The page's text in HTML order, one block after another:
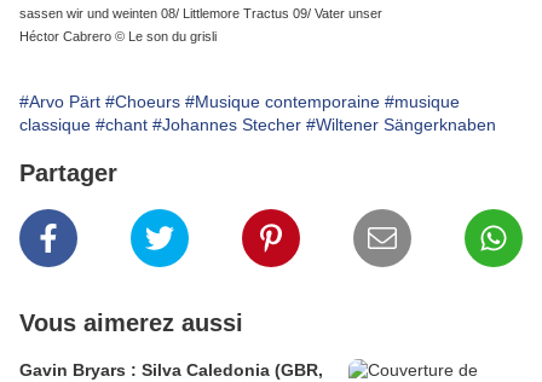
sassen wir und weinten 08/ Littlemore Tractus 09/ Vater unser
Héctor Cabrero © Le son du grisli
#Arvo Pärt #Choeurs #Musique contemporaine #musique
classique #chant #Johannes Stecher #Wiltener Sängerknaben
Partager
Vous aimerez aussi
Gavin Bryars : Silva Caledonia (GBR,